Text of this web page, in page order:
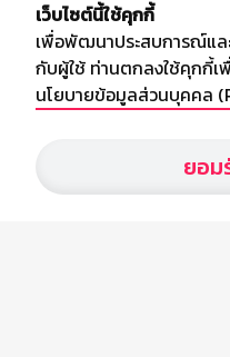
เกี่
อัพเดทข่าวสารวงการกีฬา ฟุต
ลีก ไทยลีก ฟุตบอลโลก ยูฟ่าแซ
เว็บไซต์นี้ใช้คุกกี้
เพื่อพัฒนาประสบการณ์แล
กับผู้ใช้ ท่านตกลงใช้คุกกี้เ
นโยบายข้อมูลส่วนบุคคล
ยอม